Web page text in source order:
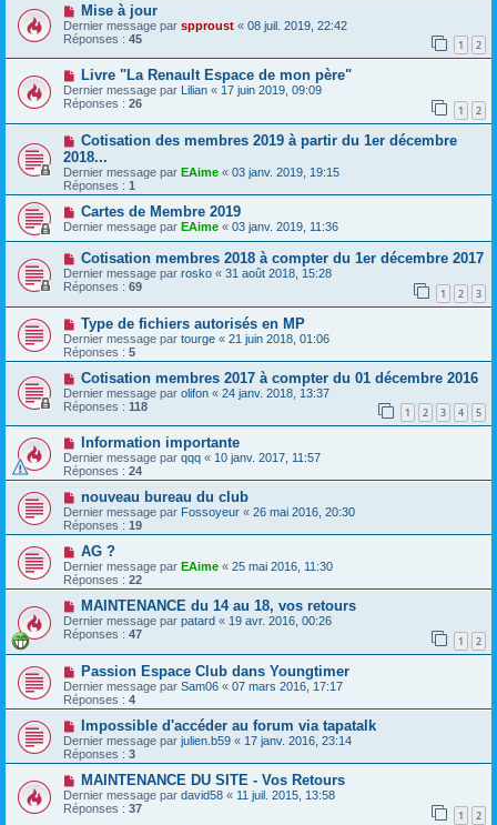
Mise à jour
Dernier message par spproust « 08 juil. 2019, 22:42
Réponses : 45 1 2
Livre "La Renault Espace de mon père"
Dernier message par Lilian « 17 juin 2019, 09:09
Réponses : 26 1 2
Cotisation des membres 2019 à partir du 1er décembre
2018...
Dernier message par EAime « 03 janv. 2019, 19:15
Réponses : 1
Cartes de Membre 2019
Dernier message par EAime « 03 janv. 2019, 11:36
Cotisation membres 2018 à compter du 1er décembre 2017
Dernier message par rosko « 31 août 2018, 15:28
Réponses : 69 1 2 3
Type de fichiers autorisés en MP
Dernier message par tourge « 21 juin 2018, 01:06
Réponses : 5
Cotisation membres 2017 à compter du 01 décembre 2016
Dernier message par olifon « 24 janv. 2018, 13:37
Réponses : 118 1 2 3 4 5
Information importante
Dernier message par qqq « 10 janv. 2017, 11:57
Réponses : 24
nouveau bureau du club
Dernier message par Fossoyeur « 26 mai 2016, 20:30
Réponses : 19
AG ?
Dernier message par EAime « 25 mai 2016, 11:30
Réponses : 22
MAINTENANCE du 14 au 18, vos retours
Dernier message par patard « 19 avr. 2016, 00:26
Réponses : 47 1 2
Passion Espace Club dans Youngtimer
Dernier message par Sam06 « 07 mars 2016, 17:17
Réponses : 4
Impossible d'accéder au forum via tapatalk
Dernier message par julien.b59 « 17 janv. 2016, 23:14
Réponses : 3
MAINTENANCE DU SITE - Vos Retours
Dernier message par david58 « 11 juil. 2015, 13:58
Réponses : 37 1 2